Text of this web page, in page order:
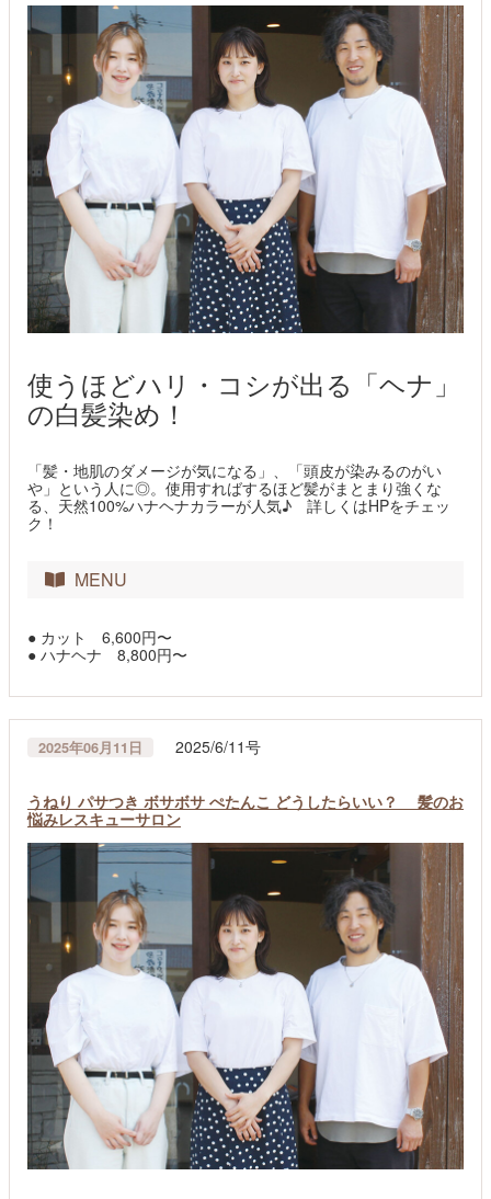
使うほどハリ・コシが出る「ヘナ」
の白髪染め！
「髪・地肌のダメージが気になる」、「頭皮が染みるのがい
や」という人に◎。使用すればするほど髪がまとまり強くな
る、天然100%ハナヘナカラーが人気♪ 詳しくはHPをチェッ
ク！
MENU
● カット 6,600円〜
● ハナヘナ 8,800円〜
2025年06月11日 2025/6/11号
うねり パサつき ボサボサ ぺたんこ どうしたらいい？ 髪のお
悩みレスキューサロン